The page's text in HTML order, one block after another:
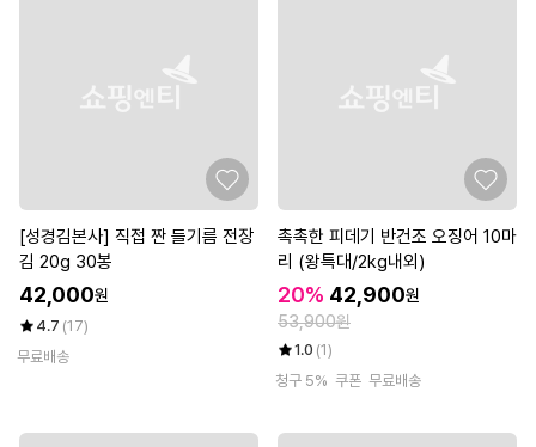
[성경김본사] 직접 짠 들기름 전장
김 20g 30봉
42,000원
4.7 (17)
무료배송
촉촉한 피데기 반건조 오징어 10마
리 (왕특대/2kg내외)
20% 42,900원
53,900원
1.0 (1)
청구 5% 쿠폰 무료배송